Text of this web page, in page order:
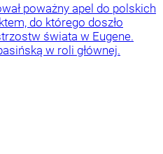
poważny apel do polskich
do którego doszło
świata w Eugene.
w roli głównej.